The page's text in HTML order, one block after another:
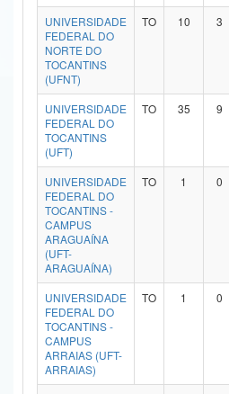
Gabinete de Segurança Institucional
Advocacia-Geral da União
Banco Central do Brasil
UNIVERSIDADE
FEDERAL DO
NORTE DO
TOCANTINS
(UFNT)
TO 10 3
UNIVERSIDADE
FEDERAL DO
TOCANTINS
(UFT)
TO 35 9
UNIVERSIDADE
FEDERAL DO
TOCANTINS -
CAMPUS
ARAGUAÍNA
(UFT-
ARAGUAÍNA)
TO 1 0
UNIVERSIDADE
FEDERAL DO
TOCANTINS -
CAMPUS
ARRAIAS (UFT-
ARRAIAS)
TO 1 0